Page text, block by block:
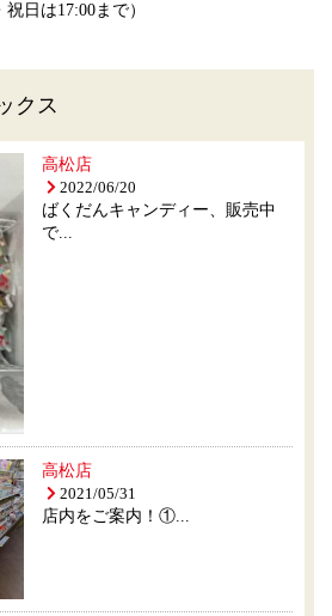
祝日は17:00まで）
クス
高松店
2022/06/20
ばくだんキャンディー、販売中
で...
高松店
2021/05/31
店内をご案内！①...